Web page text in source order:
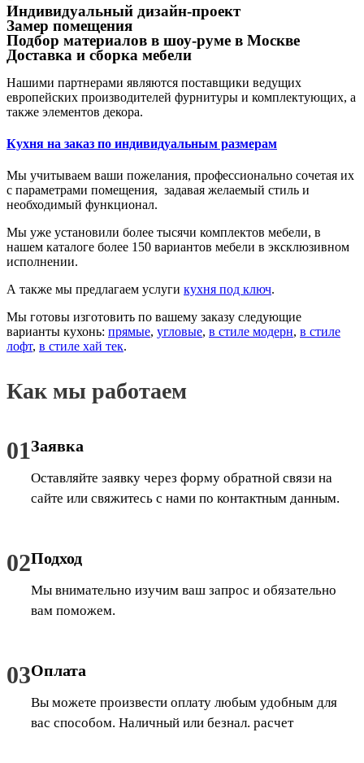
Индивидуальный дизайн-проект
Замер помещения
Подбор материалов в шоу-руме в Москве
Доставка и сборка мебели
Нашими партнерами являются поставщики ведущих
европейских производителей фурнитуры и комплектующих, а
также элементов декора.
Кухня на заказ по индивидуальным размерам
Мы учитываем ваши пожелания, профессионально сочетая их
с параметрами помещения, задавая желаемый стиль и
необходимый функционал.
Мы уже установили более тысячи комплектов мебели, в
нашем каталоге более 150 вариантов мебели в эксклюзивном
исполнении.
А также мы предлагаем услуги кухня под ключ.
Мы готовы изготовить по вашему заказу следующие
варианты кухонь: прямые, угловые, в стиле модерн, в стиле
лофт, в стиле хай тек.
Как мы работаем
01Заявка
Оставляйте заявку через форму обратной связи на
сайте или свяжитесь с нами по контактным данным.
02Подход
Мы внимательно изучим ваш запрос и обязательно
вам поможем.
03Оплата
Вы можете произвести оплату любым удобным для
вас способом. Наличный или безнал. расчет